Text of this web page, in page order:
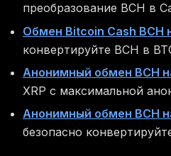
преобразование BCH в
Обмен Bitcoin Cash BCH
конвертируйте BCH в
Анонимный обмен BCH
XRP с максимальной
Анонимный обмен BCH
безопасно